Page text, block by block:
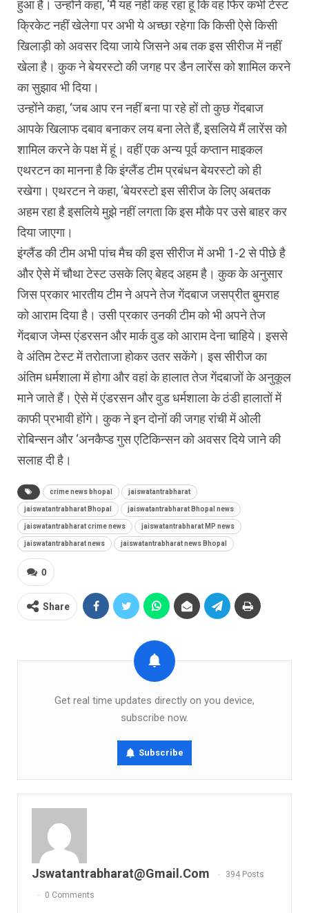
हुआ है। उन्होंने कहा, ‘मैं यह नहीं कह रहा हूं कि वह फिर कभी टेस्ट
क्रिकेट नहीं खेलेगा पर अभी ये अच्छा रहेगा कि किसी ऐसे किसी
खिलाड़ी को अवसर दिया जाये जिसने अब तक इस सीरीज में नहीं
खेला है। कुक ने बेयरस्टो की जगह पर डैन लारेंस को शामिल करने
का सुझाव भी दिया।
उन्होंने कहा, ‘जब आप रन नहीं बना पा रहे हों तो कुछ गेंदबाज
आपके खिलाफ दबाव बनाकर लय बना लेते हैं, इसलिये मैं लारेंस को
शामिल करने के पक्ष में हूं। वहीं एक अन्य पूर्व कप्तान माइकल
एथरटन का मानना है कि इंग्लैंड टीम प्रबंधन बेयरस्टो को ही
रखेगा। एथरटन ने कहा, ‘बेयरस्टो इस सीरीज के लिए अबतक
अहम रहा है इसलिये मुझे नहीं लगता कि इस मौके पर उसे बाहर कर
दिया जाएगा।
इंग्लैंड की टीम अभी पांच मैच की इस सीरीज में अभी 1-2 से पीछे है
और ऐसे में चौथा टेस्ट उसके लिए बेहद अहम है। कुक के अनुसार
जिस प्रकार भारतीय टीम ने अपने तेज गेंदबाज जसप्रीत बुमराह
को आराम दिया है। उसी प्रकार उनकी टीम को भी अपने तेज
गेंदबाज जेम्स एंडरसन और मार्क वुड को आराम देना चाहिये। इससे
वे अंतिम टेस्ट में तरोताजा होकर उतर सकेंगे। इस सीरीज का
अंतिम धर्मशाला में होगा और वहां के हालात तेज गेंदबाजों के अनुकूल
माने जाते हैं। ऐसे में एंडरसन और वुड धर्मशाला के ठंडी हालातों में
काफी प्रभावी होंगे। कुक ने इन दोनों की जगह रांची में ओली
रोबिन्सन और ‘अनकैप्ड गुस एटिकिन्सन को अवसर दिये जाने की
सलाह दी है।
crime news bhopal jaiswatantrabharat
jaiswatantrabharat Bhopal jaiswatantrabharat Bhopal news
jaiswatantrabharat crime news jaiswatantrabharat MP news
jaiswatantrabharat news jaiswatantrabharat news Bhopal
0
Share
Get real time updates directly on you device,
subscribe now.
Subscribe
Jswatantrabharat@gmail.com 394 Posts
0 Comments